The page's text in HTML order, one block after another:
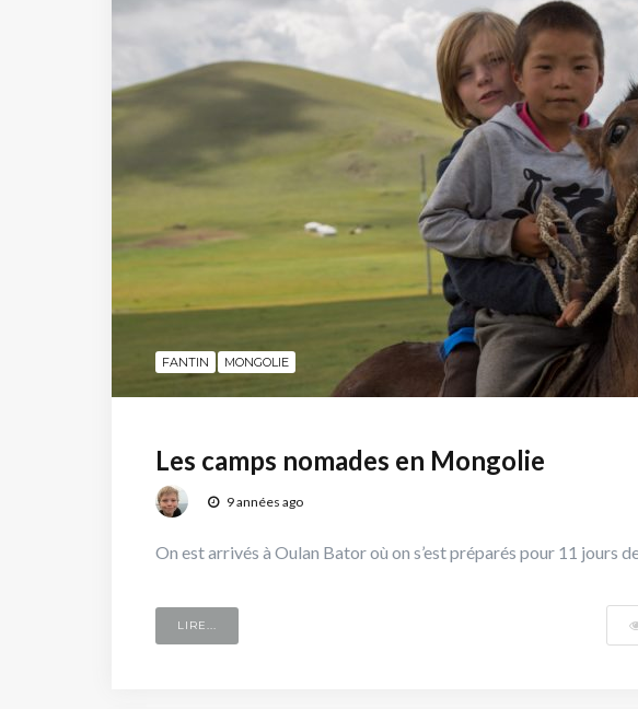
FANTIN MONGOLIE
Les camps nomades en Mongolie
9 années ago
On est arrivés à Oulan Bator où on s’est préparés pour 11 jours
LIRE...